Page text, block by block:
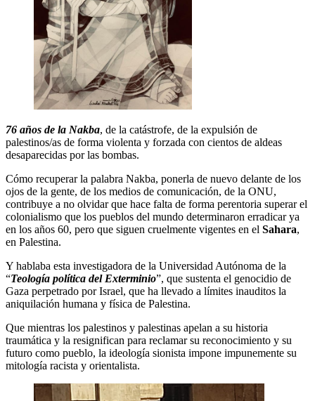
76 años de la Nakba, de la catástrofe, de la expulsión de
palestinos/as de forma violenta y forzada con cientos de aldeas
desaparecidas por las bombas.
Cómo recuperar la palabra Nakba, ponerla de nuevo delante de los
ojos de la gente, de los medios de comunicación, de la ONU,
contribuye a no olvidar que hace falta de forma perentoria superar el
colonialismo que los pueblos del mundo determinaron erradicar ya
en los años 60, pero que siguen cruelmente vigentes en el Sahara,
en Palestina.
Y hablaba esta investigadora de la Universidad Autónoma de la
“Teología política del Exterminio”, que sustenta el genocidio de
Gaza perpetrado por Israel, que ha llevado a límites inauditos la
aniquilación humana y física de Palestina.
Que mientras los palestinos y palestinas apelan a su historia
traumática y la resignifican para reclamar su reconocimiento y su
futuro como pueblo, la ideología sionista impone impunemente su
mitología racista y orientalista.